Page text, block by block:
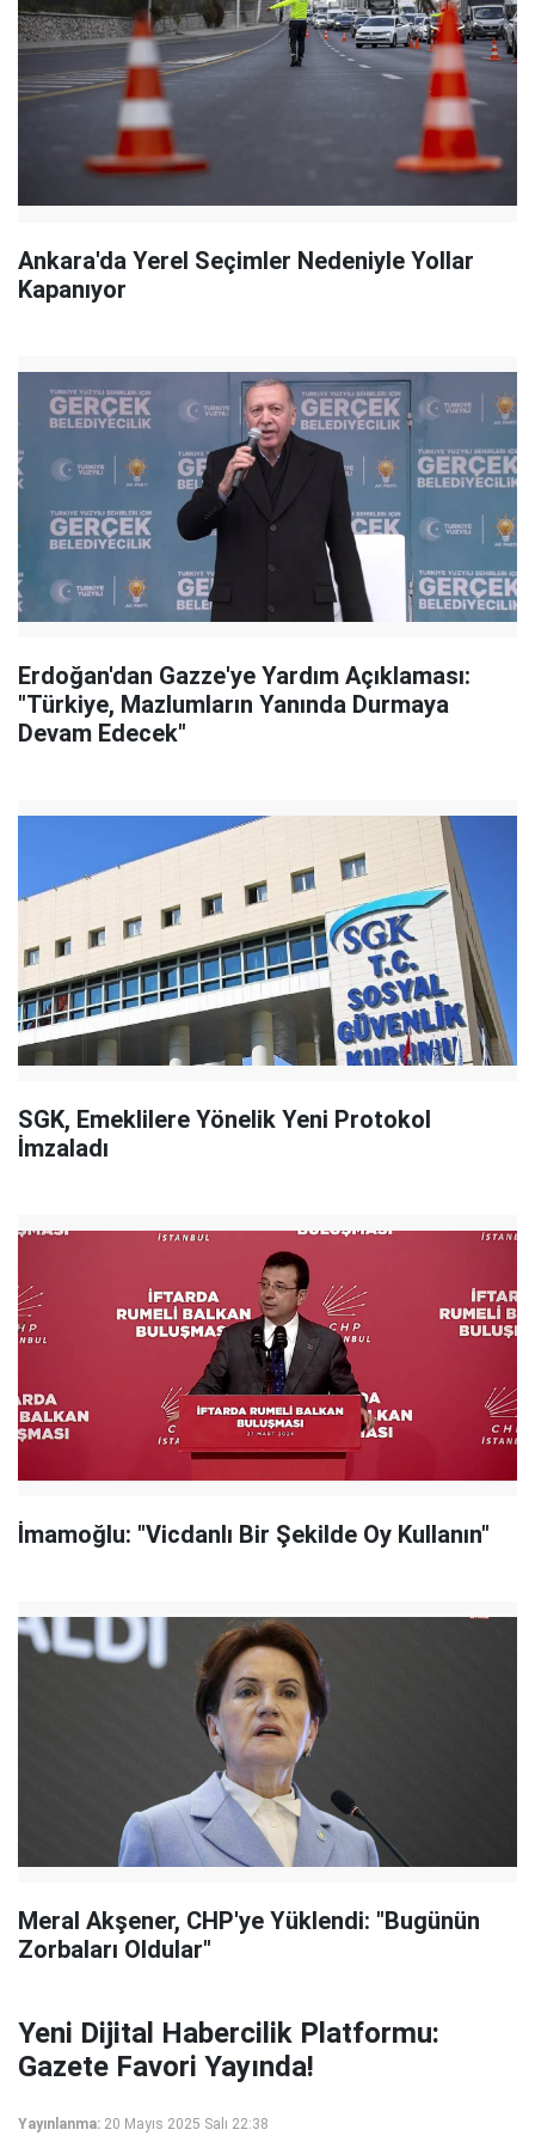
Ankara'da Yerel Seçimler Nedeniyle Yollar
Kapanıyor
Erdoğan'dan Gazze'ye Yardım Açıklaması:
"Türkiye, Mazlumların Yanında Durmaya
Devam Edecek"
SGK, Emeklilere Yönelik Yeni Protokol
İmzaladı
İmamoğlu: "Vicdanlı Bir Şekilde Oy Kullanın"
Meral Akşener, CHP'ye Yüklendi: "Bugünün
Zorbaları Oldular"
Yeni Dijital Habercilik Platformu:
Gazete Favori Yayında!
Yayınlanma: 20 Mayıs 2025 Salı 22:38